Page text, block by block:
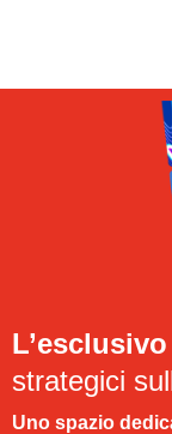
strategici
Uno spazio